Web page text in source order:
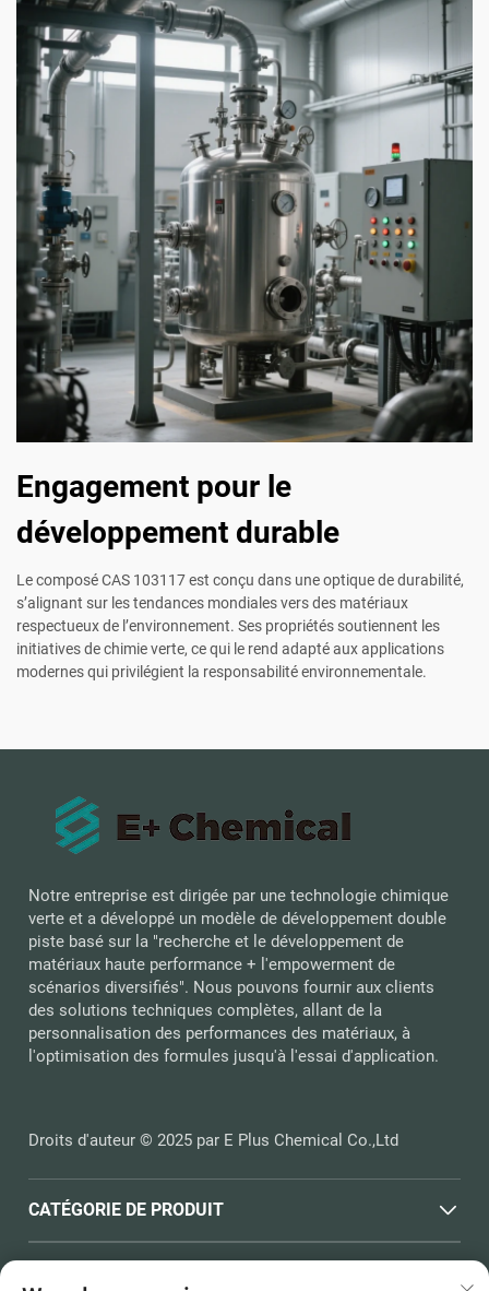
Engagement pour le
développement durable
Le composé CAS 103117 est conçu dans une optique de durabilité,
s’alignant sur les tendances mondiales vers des matériaux
respectueux de l’environnement. Ses propriétés soutiennent les
initiatives de chimie verte, ce qui le rend adapté aux applications
modernes qui privilégient la responsabilité environnementale.
Notre entreprise est dirigée par une technologie chimique
verte et a développé un modèle de développement double
piste basé sur la "recherche et le développement de
matériaux haute performance + l'empowerment de
scénarios diversifiés". Nous pouvons fournir aux clients
des solutions techniques complètes, allant de la
personnalisation des performances des matériaux, à
l'optimisation des formules jusqu'à l'essai d'application.
Droits d'auteur © 2025 par E Plus Chemical Co.,Ltd
CATÉGORIE DE PRODUIT